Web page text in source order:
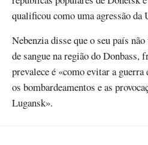
qualificou como uma agressão da
Nebenzia disse que o seu país
de sangue na região do Donbass,
prevalece é «como evitar a
os bombardeamentos e as
Lugansk».